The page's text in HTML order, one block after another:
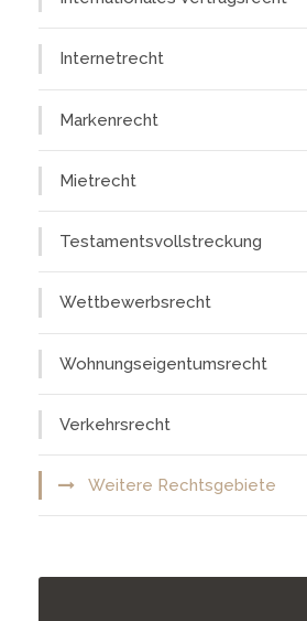
Internetrecht
Markenrecht
Mietrecht
Testamentsvollstreckung
Wettbewerbsrecht
Wohnungseigentumsrecht
Verkehrsrecht
Weitere Rechtsgebiete